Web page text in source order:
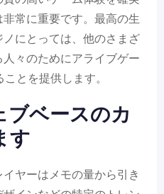
常に重要です。最高の生
にとっては、他のさまざ
々のためにアライブゲー
とを提供します。
ブベースのカ
す
ヤーはメモの量から引き